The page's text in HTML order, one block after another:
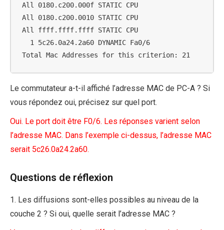
All 0180.c200.000f STATIC CPU
All 0180.c200.0010 STATIC CPU
All ffff.ffff.ffff STATIC CPU
   1 5c26.0a24.2a60 DYNAMIC Fa0/6
Total Mac Addresses for this criterion: 21
Le commutateur a-t-il affiché l’adresse MAC de PC-A ? Si
vous répondez oui, précisez sur quel port.
Oui. Le port doit être F0/6. Les réponses varient selon
l’adresse MAC. Dans l’exemple ci-dessus, l’adresse MAC
serait 5c26.0a24.2a60.
Questions de réflexion
1. Les diffusions sont-elles possibles au niveau de la
couche 2 ? Si oui, quelle serait l’adresse MAC ?